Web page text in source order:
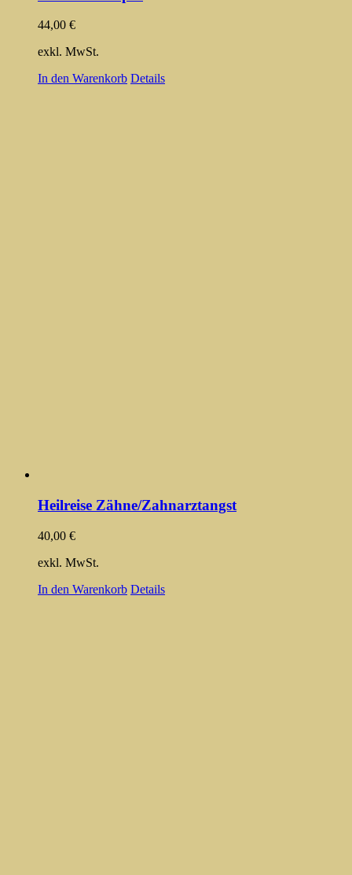
44,00 €
exkl. MwSt.
In den Warenkorb Details
Heilreise Zähne/Zahnarztangst
40,00 €
exkl. MwSt.
In den Warenkorb Details